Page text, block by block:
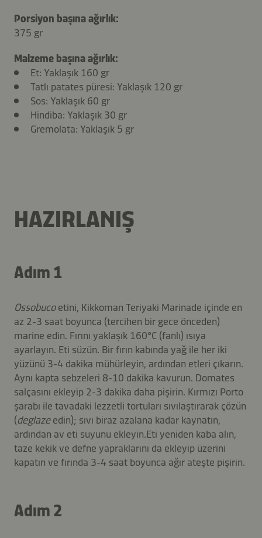
Porsiyon başına ağırlık:
375 gr
Malzeme başına ağırlık:
Et: Yaklaşık 160 gr
Tatlı patates püresi: Yaklaşık 120 gr
Sos: Yaklaşık 60 gr
Hindiba: Yaklaşık 30 gr
Gremolata: Yaklaşık 5 gr
HAZIRLANIŞ
Adım 1
Ossobucoetini, Kikkoman Teriyaki Marinade içinde en
az 2-3 saat boyunca (tercihen bir gece önceden)
marine edin. Fırını yaklaşık 160°C (fanlı) ısıya
ayarlayın. Eti süzün. Bir fırın kabında yağ ile her iki
yüzünü 3-4 dakika mühürleyin, ardından etleri çıkarın.
Aynı kapta sebzeleri 8-10 dakika kavurun. Domates
salçasını ekleyip 2-3 dakika daha pişirin. Kırmızı Porto
şarabı ile tavadaki lezzetli tortuları sıvılaştırarak çözün
(deglazeedin); sıvı biraz azalana kadar kaynatın,
ardından av eti suyunu ekleyin.Eti yeniden kaba alın,
taze kekik ve defne yapraklarını da ekleyip üzerini
kapatın ve fırında 3-4 saat boyunca ağır ateşte pişirin.
Adım 2